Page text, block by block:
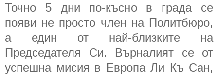
Точно 5 дни по-късно в града се
появи не просто член на Политбюро,
а един от най-близките на
Председателя Си. Върналият се от
успешна мисия в Европа Ли Къ Сан,